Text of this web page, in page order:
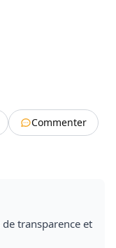
Commenter
transparence et